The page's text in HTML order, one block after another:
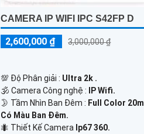
CAMERA IP WIFI IPC S42FP D
2,600,000 ₫ 3,000,000 ₫
💯 Độ Phân giải : Ultra 2k .
🕉️ Camera Công nghệ :
IP Wifi.
🌛 Tầm Nhìn Ban Đêm : Full Color 20m
Có Màu Ban Đêm.
🐜 Thiết Kế Camera Ip67 360.